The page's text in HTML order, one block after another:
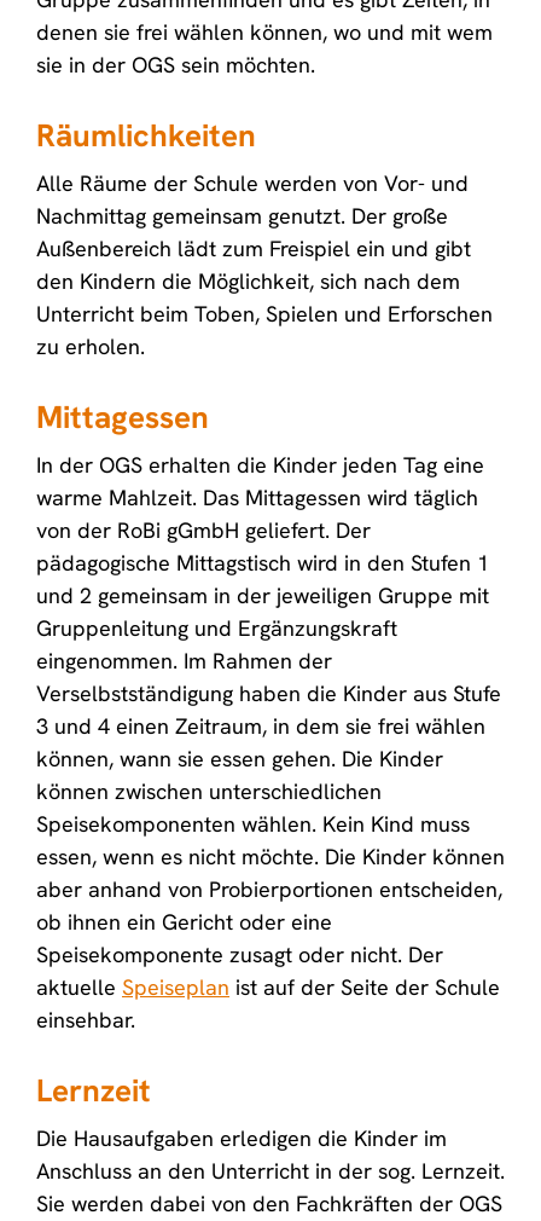
denen sie frei wählen können, wo und mit wem
sie in der OGS sein möchten.
Räumlichkeiten
Alle Räume der Schule werden von Vor- und
Nachmittag gemeinsam genutzt. Der große
Außenbereich lädt zum Freispiel ein und gibt
den Kindern die Möglichkeit, sich nach dem
Unterricht beim Toben, Spielen und Erforschen
zu erholen.
Mittagessen
In der OGS erhalten die Kinder jeden Tag eine
warme Mahlzeit. Das Mittagessen wird täglich
von der RoBi gGmbH geliefert. Der
pädagogische Mittagstisch wird in den Stufen 1
und 2 gemeinsam in der jeweiligen Gruppe mit
Gruppenleitung und Ergänzungskraft
eingenommen. Im Rahmen der
Verselbstständigung haben die Kinder aus Stufe
3 und 4 einen Zeitraum, in dem sie frei wählen
können, wann sie essen gehen. Die Kinder
können zwischen unterschiedlichen
Speisekomponenten wählen. Kein Kind muss
essen, wenn es nicht möchte. Die Kinder können
aber anhand von Probierportionen entscheiden,
ob ihnen ein Gericht oder eine
Speisekomponente zusagt oder nicht. Der
aktuelle Speiseplan ist auf der Seite der Schule
einsehbar.
Lernzeit
Die Hausaufgaben erledigen die Kinder im
Anschluss an den Unterricht in der sog. Lernzeit.
Sie werden dabei von den Fachkräften der OGS